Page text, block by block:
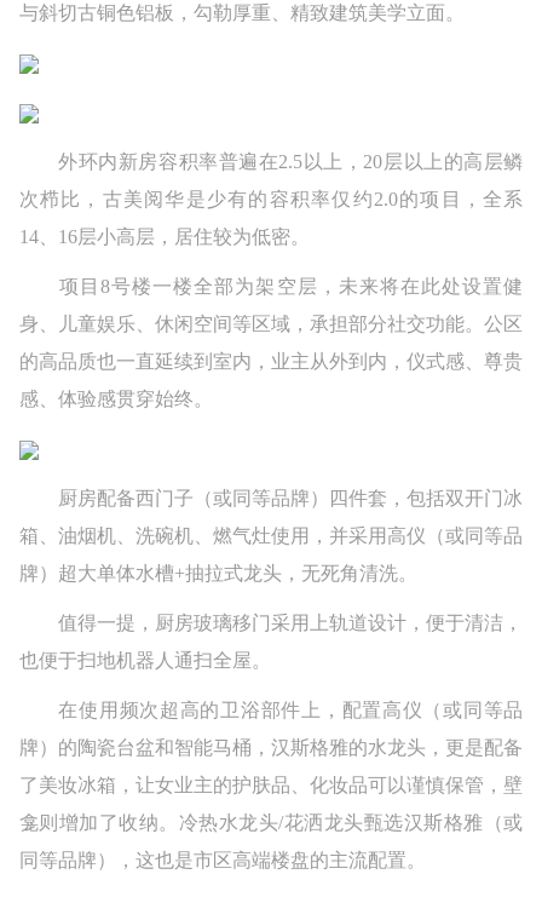
与斜切古铜色铝板，勾勒厚重、精致建筑美学立面。
外环内新房容积率普遍在2.5以上，20层以上的高层鳞
次栉比，古美阅华是少有的容积率仅约2.0的项目，全系
14、16层小高层，居住较为低密。
项目8号楼一楼全部为架空层，未来将在此处设置健
身、儿童娱乐、休闲空间等区域，承担部分社交功能。公区
的高品质也一直延续到室内，业主从外到内，仪式感、尊贵
感、体验感贯穿始终。
厨房配备西门子（或同等品牌）四件套，包括双开门冰
箱、油烟机、洗碗机、燃气灶使用，并采用高仪（或同等品
牌）超大单体水槽+抽拉式龙头，无死角清洗。
值得一提，厨房玻璃移门采用上轨道设计，便于清洁，
也便于扫地机器人通扫全屋。
在使用频次超高的卫浴部件上，配置高仪（或同等品
牌）的陶瓷台盆和智能马桶，汉斯格雅的水龙头，更是配备
了美妆冰箱，让女业主的护肤品、化妆品可以谨慎保管，壁
龛则增加了收纳。冷热水龙头/花洒龙头甄选汉斯格雅（或
同等品牌），这也是市区高端楼盘的主流配置。